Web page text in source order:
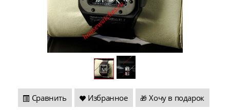
Сравнить Избранное 🎁 Хочу в подарок